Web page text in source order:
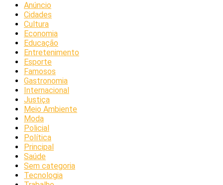
Anúncio
Cidades
Cultura
Economia
Educação
Entretenimento
Esporte
Famosos
Gastronomia
Internacional
Justiça
Meio Ambiente
Moda
Policial
Política
Principal
Saúde
Sem categoria
Tecnologia